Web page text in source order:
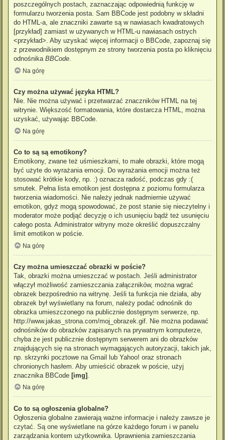
poszczególnych postach, zaznaczając odpowiednią funkcję w
formularzu tworzenia posta. Sam BBCode jest podobny w składni
do HTML-a, ale znaczniki zawarte są w nawiasach kwadratowych
[przykład] zamiast w używanych w HTML-u nawiasach ostrych
<przykład>. Aby uzyskać więcej informacji o BBCode, zapoznaj się
z przewodnikiem dostępnym ze strony tworzenia posta po kliknięciu
odnośnika BBCode.
Na górę
Czy można używać języka HTML?
Nie. Nie można używać i przetwarzać znaczników HTML na tej
witrynie. Większość formatowania, które dostarcza HTML, można
uzyskać, używając BBCode.
Na górę
Co to są są emotikony?
Emotikony, zwane też uśmieszkami, to małe obrazki, które mogą
być użyte do wyrażania emocji. Do wyrażania emocji można też
stosować krótkie kody, np. :) oznacza radość, podczas gdy :(
smutek. Pełna lista emotikon jest dostępna z poziomu formularza
tworzenia wiadomości. Nie należy jednak nadmiernie używać
emotikon, gdyż mogą spowodować, że post stanie się nieczytelny i
moderator może podjąć decyzję o ich usunięciu bądź też usunięciu
całego posta. Administrator witryny może określić dopuszczalny
limit emotikon w poście.
Na górę
Czy można umieszczać obrazki w poście?
Tak, obrazki można umieszczać w postach. Jeśli administrator
włączył możliwość zamieszczania załączników, można wgrać
obrazek bezpośrednio na witrynę. Jeśli ta funkcja nie działa, aby
obrazek był wyświetlany na forum, należy podać odnośnik do
obrazka umieszczonego na publicznie dostępnym serwerze, np.
http://www.jakas_strona.com/moj_obrazek.gif. Nie można podawać
odnośników do obrazków zapisanych na prywatnym komputerze,
chyba że jest publicznie dostępnym serwerem ani do obrazków
znajdujących się na stronach wymagających autoryzacji, takich jak,
np. skrzynki pocztowe na Gmail lub Yahoo! oraz stronach
chronionych hasłem. Aby umieścić obrazek w poście, użyj
znacznika BBCode [img]
Na górę
Co to są ogłoszenia globalne?
Ogłoszenia globalne zawierają ważne informacje i należy zawsze je
czytać. Są one wyświetlane na górze każdego forum i w panelu
zarządzania kontem użytkownika. Uprawnienia zamieszczania